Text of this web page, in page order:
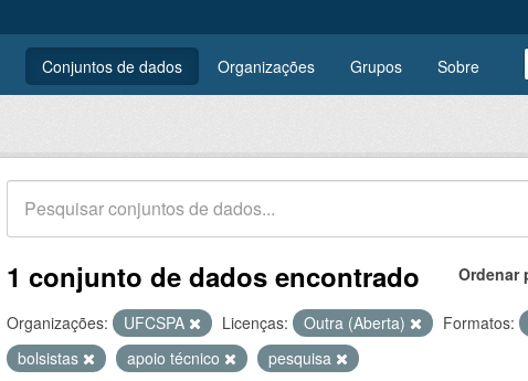
Conjuntos de dados Organizações Grupos Sobre
Ordenar
1 conjunto de dados encontrado
Organizações: UFCSPA Licenças: Outra (Aberta) Formatos:
bolsistas
apoio técnico pesquisa